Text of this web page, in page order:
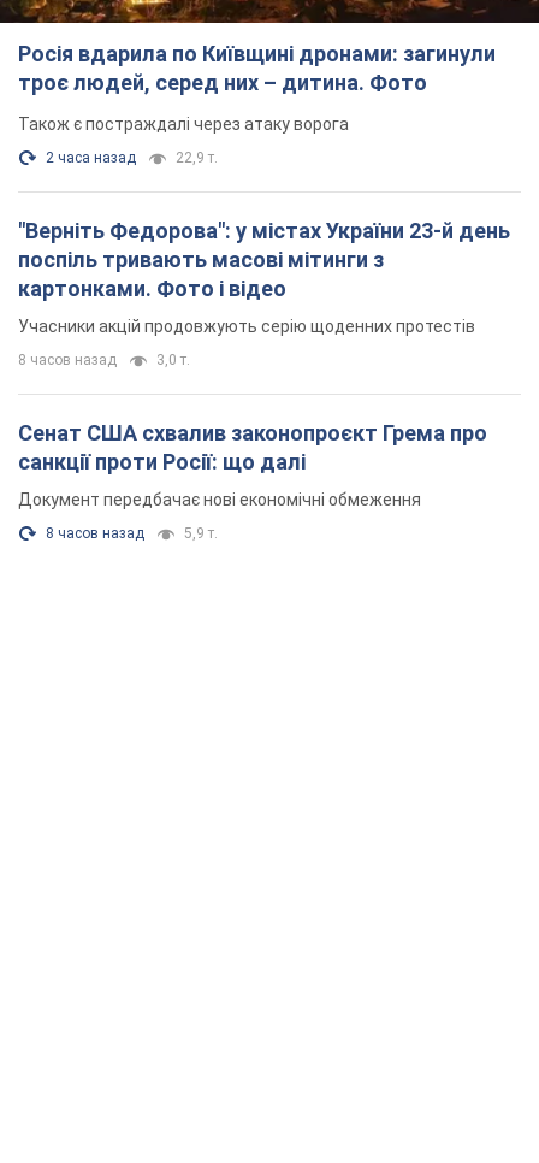
Росія вдарила по Київщині дронами: загинули
троє людей, серед них – дитина. Фото
Також є постраждалі через атаку ворога
2 часа назад 22,9 т.
"Верніть Федорова": у містах України 23-й день
поспіль тривають масові мітинги з
картонками. Фото і відео
Учасники акцій продовжують серію щоденних протестів
8 часов назад 3,0 т.
Сенат США схвалив законопроєкт Грема про
санкції проти Росії: що далі
Документ передбачає нові економічні обмеження
8 часов назад 5,9 т.